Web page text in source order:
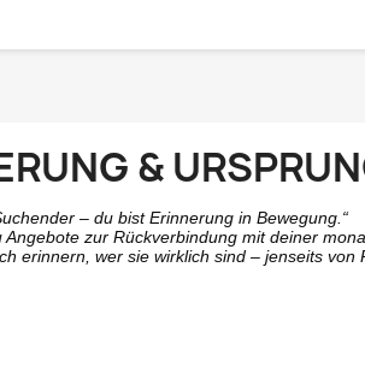
&
– du bist Erinnerung in Bewegung.“
Angebote zur Rückverbindung mit deiner
erinnern, wer sie wirklich sind – jenseits von